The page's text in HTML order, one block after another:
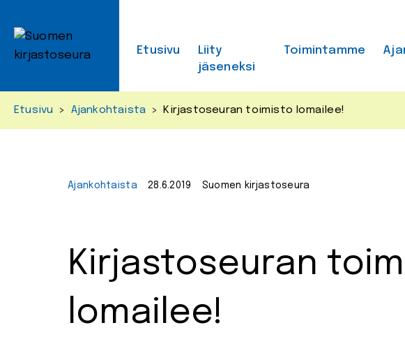
Etusivu
Liity
jäseneksi
Toimintamme
Etusivu > Ajankohtaista > Kirjastoseuran toimisto lomailee!
Ajankohtaista 28.6.2019 Suomen kirjastoseura
Kirjastoseuran
lomailee!